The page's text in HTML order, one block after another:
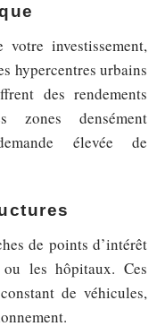
investissement,
hypercentres urbains
des rendements
zones densément
élevée de
de points d’intérêt
les hôpitaux. Ces
de véhicules,